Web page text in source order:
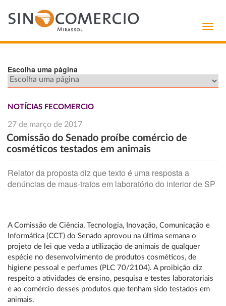
Escolha uma página
NOTÍCIAS FECOMERCIO
27 de março de 2017
Comissão do Senado proíbe comércio de
cosméticos testados em animais
Relator da proposta diz que texto é uma resposta a
denúncias de maus-tratos em laboratório do interior de SP
A Comissão de Ciência, Tecnologia, Inovação, Comunicação e
Informática (CCT) do Senado aprovou na última semana o
projeto de lei que veda a utilização de animais de qualquer
espécie no desenvolvimento de produtos cosméticos, de
higiene pessoal e perfumes (PLC 70/2104). A proibição diz
respeito a atividades de ensino, pesquisa e testes laboratoriais
e ao comércio desses produtos que tenham sido testados em
animais.